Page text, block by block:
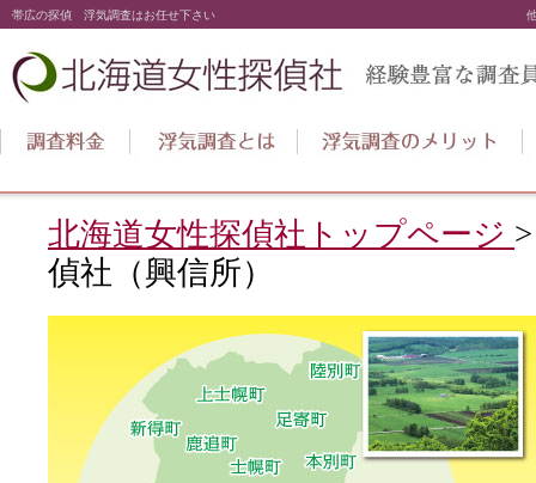
帯広の探偵 浮気調査はお任せ下さい
北海道女性探偵社トップページ
偵社（興信所）